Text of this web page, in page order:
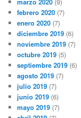
marzo 2020 (9)
febrero 2020 (7)
enero 2020 (7)
diciembre 2019 (6)
noviembre 2019 (7)
octubre 2019 (5)
septiembre 2019 (6)
agosto 2019 (7)
julio 2019 (7)
junio 2019 (6)
mayo 2019 (7)